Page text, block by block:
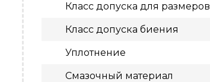
Класс допуска для размеров
Класс допуска биения
Уплотнение
Смазочный материал